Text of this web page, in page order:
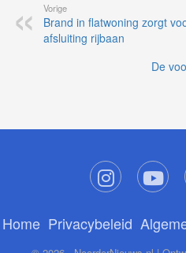
Vorige
Brand in flatwoning zorgt
afsluiting rijbaan
De
Home Privacybeleid